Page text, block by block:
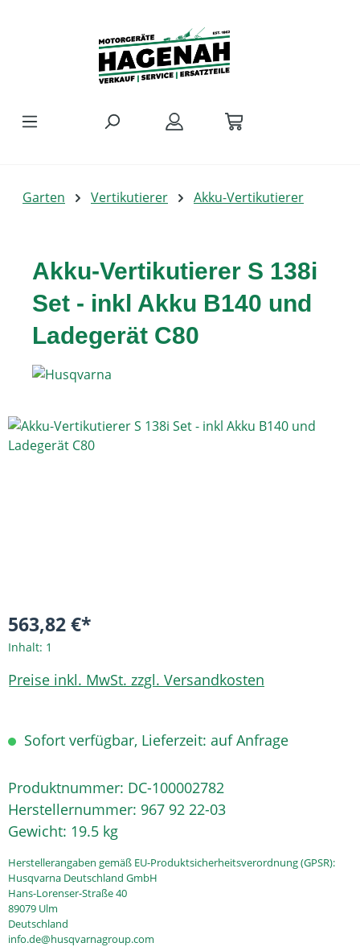
Garten Vertikutierer Akku-Vertikutierer
Akku-Vertikutierer S 138i
Set - inkl Akku B140 und
Ladegerät C80
Bildergalerie überspringen
563,82 €*
Inhalt: 1
Preise inkl. MwSt. zzgl. Versandkosten
Sofort verfügbar, Lieferzeit: auf Anfrage
Produktnummer: DC-100002782
Herstellernummer: 967 92 22-03
Gewicht: 19.5 kg
Herstellerangaben gemäß EU-Produktsicherheitsverordnung (GPSR):
Husqvarna Deutschland GmbH
Hans-Lorenser-Straße 40
89079 Ulm
Deutschland
info.de@husqvarnagroup.com